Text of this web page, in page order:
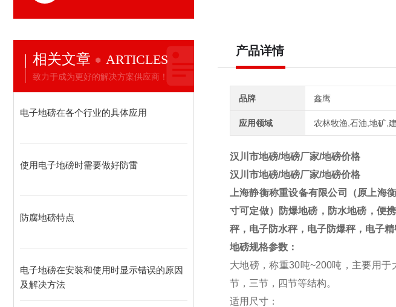
相关文章 ARTICLES
致力于成为更好的解决方案供应商！
电子地磅在各个行业的具体应用
使用电子地磅时需要做好防雷
防腐地磅特点
电子地磅在安装和使用时显示错误的原因
及解决方法
产品详情
品牌 鑫鹰
应用领域 农林牧渔,石油,地矿,
汉川市地磅/地磅厂家/地磅价格
汉川市地磅/地磅厂家/地磅价格
上海静衡称重设备有限公司（原上海
寸可定做）防爆地磅，防水地磅，便
秤，电子防水秤，电子防爆秤，电子
地磅规格参数：
大地磅，称重30吨~200吨，主要用于
节，三节，四节等结构。
适用尺寸：